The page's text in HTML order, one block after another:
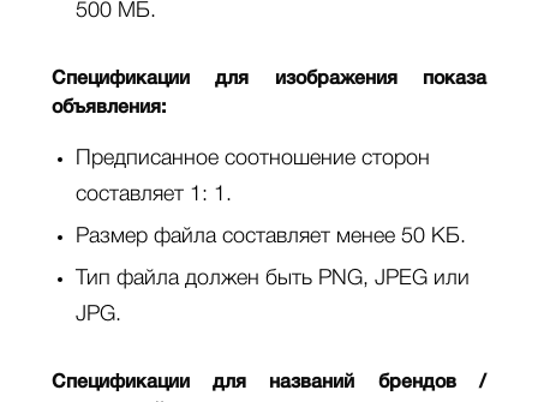
500 МБ.
Спецификации для изображения показа
объявления:
Предписанное соотношение сторон
составляет 1: 1.
Размер файла составляет менее 50 КБ.
Тип файла должен быть PNG, JPEG или
JPG.
Спецификации для названий брендов /